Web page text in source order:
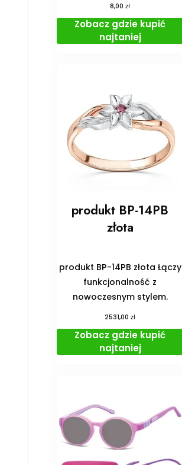
8,00zł
Zobacz gdzie kupić
najtaniej
produkt BP-14PB
złota
produkt BP-14PB złota Łączy
funkcjonalność z
nowoczesnym stylem.
2531,00zł
Zobacz gdzie kupić
najtaniej